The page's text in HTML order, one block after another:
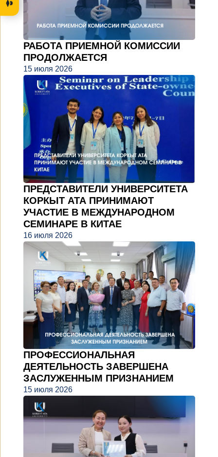
РАБОТА ПРИЕМНОЙ КОМИССИИ
ПРОДОЛЖАЕТСЯ
15 июля 2026
ПРЕДСТАВИТЕЛИ УНИВЕРСИТЕТА
КОРКЫТ АТА ПРИНИМАЮТ
УЧАСТИЕ В МЕЖДУНАРОДНОМ
СЕМИНАРЕ В КИТАЕ
16 июля 2026
ПРОФЕССИОНАЛЬНАЯ
ДЕЯТЕЛЬНОСТЬ ЗАВЕРШЕНА
ЗАСЛУЖЕННЫМ ПРИЗНАНИЕМ
15 июля 2026